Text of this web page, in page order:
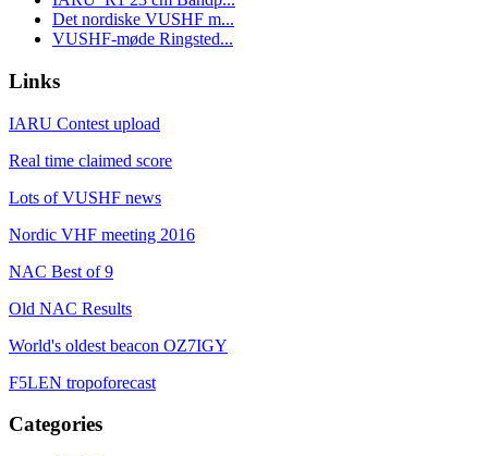
Det nordiske VUSHF m...
VUSHF-møde Ringsted...
Links
IARU Contest upload
Real time claimed score
Lots of VUSHF news
Nordic VHF meeting 2016
NAC Best of 9
Old NAC Results
World's oldest beacon OZ7IGY
F5LEN tropoforecast
Categories